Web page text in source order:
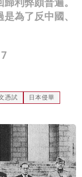
利弊頗普遍。
為了反中國、
憑試
日本侵華